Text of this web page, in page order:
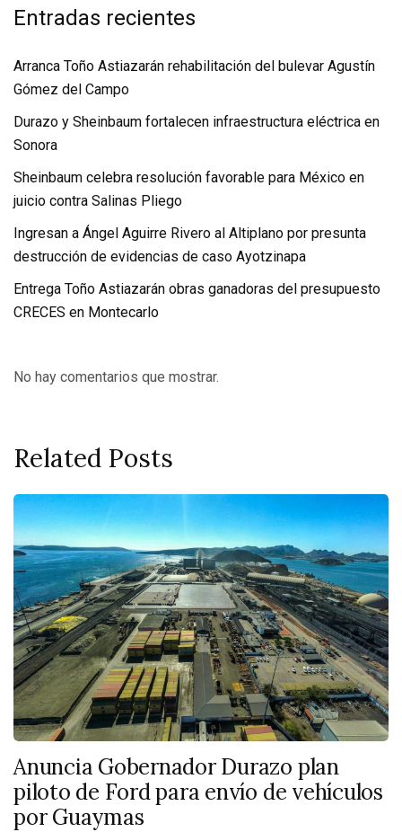
Entradas recientes
Arranca Toño Astiazarán rehabilitación del bulevar Agustín
Gómez del Campo
Durazo y Sheinbaum fortalecen infraestructura eléctrica en
Sonora
Sheinbaum celebra resolución favorable para México en
juicio contra Salinas Pliego
Ingresan a Ángel Aguirre Rivero al Altiplano por presunta
destrucción de evidencias de caso Ayotzinapa
Entrega Toño Astiazarán obras ganadoras del presupuesto
CRECES en Montecarlo
No hay comentarios que mostrar.
Related Posts
Anuncia Gobernador Durazo plan
piloto de Ford para envío de vehículos
por Guaymas